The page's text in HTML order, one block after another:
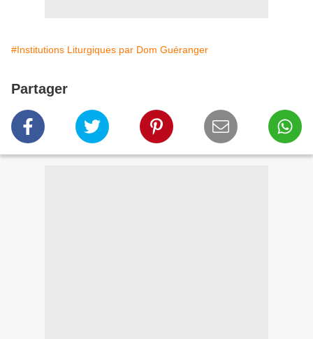
#Institutions Liturgiques par Dom Guéranger
Partager